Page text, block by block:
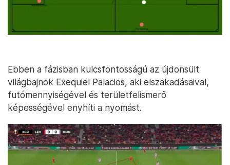
Ebben a fázisban kulcsfontosságú az újdonsült
világbajnok Exequiel Palacios, aki elszakadásaival,
futómennyiségével és területfelismerő
képességével enyhíti a nyomást.